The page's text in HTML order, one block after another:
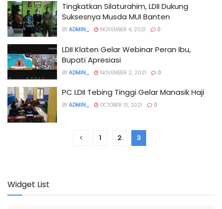
Tingkatkan Silaturahim, LDII Dukung
Suksesnya Musda MUI Banten
BY ADMIN_ NOVEMBER 4, 2021 0
LDII Klaten Gelar Webinar Peran Ibu,
Bupati Apresiasi
BY ADMIN_ NOVEMBER 2, 2021 0
PC LDII Tebing Tinggi Gelar Manasik Haji
BY ADMIN_ OCTOBER 31, 2021 0
1 2 3
Widget List